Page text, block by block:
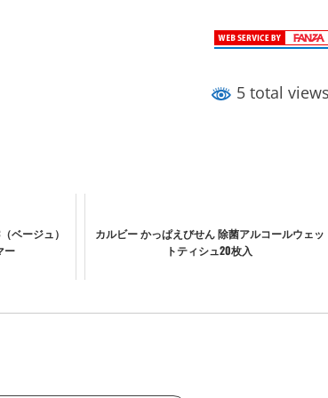
5 total
ベージュ）
ー
カルビー かっぱえびせん 除菌アルコールウェッ
トティシュ20枚入